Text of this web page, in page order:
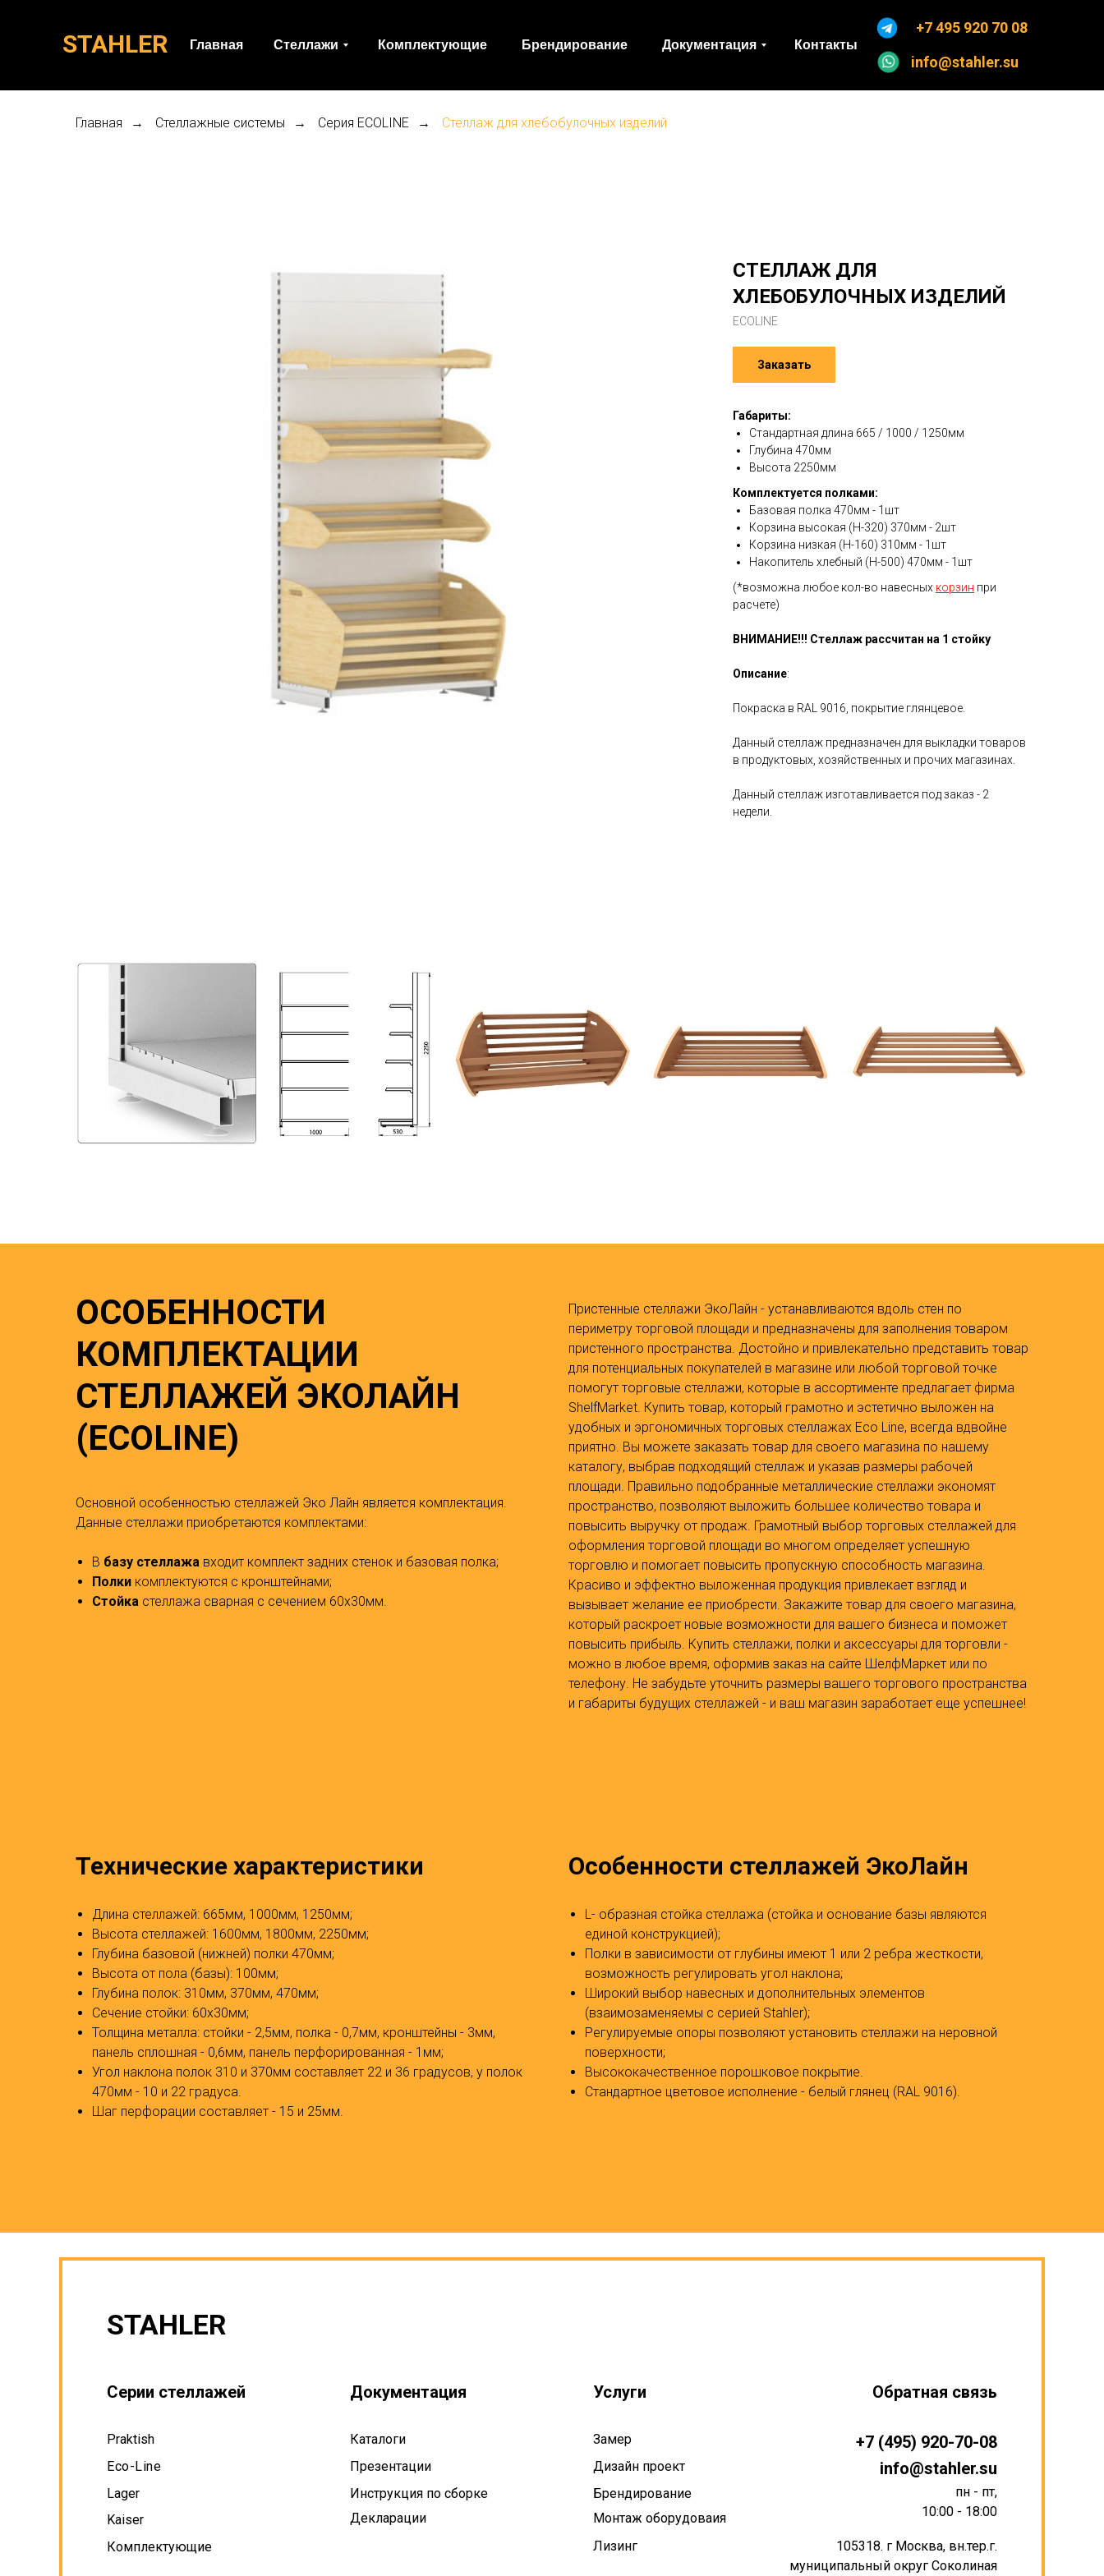
STAHLER
+7 495 920 70 08
info@stahler.su
Главная Стеллажи Комплектующие Брендирование Документация Контакты
Главная → Стеллажные системы → Серия ECOLINE → Стеллаж для хлебобулочных изделий
СТЕЛЛАЖ ДЛЯ
ХЛЕБОБУЛОЧНЫХ ИЗДЕЛИЙ
ECOLINE
Заказать
Габариты:
Стандартная длина 665 / 1000 / 1250мм
Глубина 470мм
Высота 2250мм
Комплектуется полками:
Базовая полка 470мм - 1шт
Корзина высокая (Н-320) 370мм - 2шт
Корзина низкая (Н-160) 310мм - 1шт
Накопитель хлебный (Н-500) 470мм - 1шт
(*возможна любое кол-во навесных корзин при
расчете)
ВНИМАНИЕ!!! Стеллаж рассчитан на 1 стойку
Описание:
Покраска в RAL 9016, покрытие глянцевое.
Данный стеллаж предназначен для выкладки товаров
в продуктовых, хозяйственных и прочих магазинах.
Данный стеллаж изготавливается под заказ - 2
недели.
ОСОБЕННОСТИ
КОМПЛЕКТАЦИИ
СТЕЛЛАЖЕЙ ЭКОЛАЙН
(ECOLINE)
Основной особенностью стеллажей Эко Лайн является комплектация.
Данные стеллажи приобретаются комплектами:
В базу стеллажа входит комплект задних стенок и базовая полка;
Полки комплектуются с кронштейнами;
Стойка стеллажа сварная с сечением 60х30мм.
Пристенные стеллажи ЭкоЛайн - устанавливаются вдоль стен по
периметру торговой площади и предназначены для заполнения товаром
пристенного пространства. Достойно и привлекательно представить товар
для потенциальных покупателей в магазине или любой торговой точке
помогут торговые стеллажи, которые в ассортименте предлагает фирма
ShelfMarket. Купить товар, который грамотно и эстетично выложен на
удобных и эргономичных торговых стеллажах Eco Line, всегда вдвойне
приятно. Вы можете заказать товар для своего магазина по нашему
каталогу, выбрав подходящий стеллаж и указав размеры рабочей
площади. Правильно подобранные металлические стеллажи экономят
пространство, позволяют выложить большее количество товара и
повысить выручку от продаж. Грамотный выбор торговых стеллажей для
оформления торговой площади во многом определяет успешную
торговлю и помогает повысить пропускную способность магазина.
Красиво и эффектно выложенная продукция привлекает взгляд и
вызывает желание ее приобрести. Закажите товар для своего магазина,
который раскроет новые возможности для вашего бизнеса и поможет
повысить прибыль. Купить стеллажи, полки и аксессуары для торговли -
можно в любое время, оформив заказ на сайте ШелфМаркет или по
телефону. Не забудьте уточнить размеры вашего торгового пространства
и габариты будущих стеллажей - и ваш магазин заработает еще успешнее!
Технические характеристики
Длина стеллажей: 665мм, 1000мм, 1250мм;
Высота стеллажей: 1600мм, 1800мм, 2250мм;
Глубина базовой (нижней) полки 470мм;
Высота от пола (базы): 100мм;
Глубина полок: 310мм, 370мм, 470мм;
Сечение стойки: 60х30мм;
Толщина металла: стойки - 2,5мм, полка - 0,7мм, кронштейны - 3мм,
панель сплошная - 0,6мм, панель перфорированная - 1мм;
Угол наклона полок 310 и 370мм составляет 22 и 36 градусов, у полок
470мм - 10 и 22 градуса.
Шаг перфорации составляет - 15 и 25мм.
Особенности стеллажей ЭкоЛайн
L- образная стойка стеллажа (стойка и основание базы являются
единой конструкцией);
Полки в зависимости от глубины имеют 1 или 2 ребра жесткости,
возможность регулировать угол наклона;
Широкий выбор навесных и дополнительных элементов
(взаимозаменяемы с серией Stahler);
Регулируемые опоры позволяют установить стеллажи на неровной
поверхности;
Высококачественное порошковое покрытие.
Стандартное цветовое исполнение - белый глянец (RAL 9016).
Серии стеллажей
STAHLER
Обратная связь
info@stahler.su
пн - пт,
10:00 - 18:00
Каталоги
Инструкция по сборке
Praktish
Eco-Line
Lager
Kaiser
Комплектующие
Услуги
Декларации
105318. г Москва, вн.тер.г.
муниципальный округ Соколиная
Замер
Монтаж оборудоваия
Презентации
+7 (495) 920-70-08
Документация
Дизайн проект
Лизинг
Брендирование